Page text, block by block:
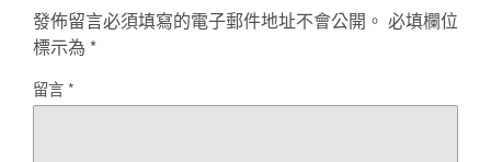
發佈留言必須填寫的電子郵件地址不會公開。 必填欄位
標示為 *
留言*